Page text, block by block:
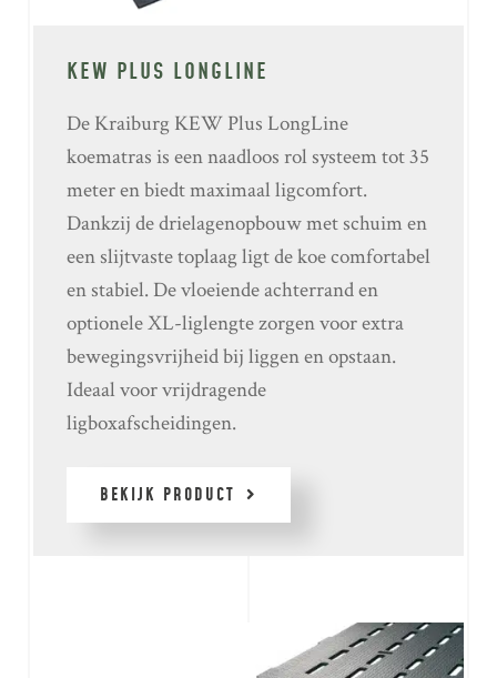
KEW PLUS LONGLINE
De Kraiburg KEW Plus LongLine
koematras is een naadloos rol systeem tot 35
meter en biedt maximaal ligcomfort.
Dankzij de drielagenopbouw met schuim en
een slijtvaste toplaag ligt de koe comfortabel
en stabiel. De vloeiende achterrand en
optionele XL-liglengte zorgen voor extra
bewegingsvrijheid bij liggen en opstaan.
Ideaal voor vrijdragende
ligboxafscheidingen.
BEKIJK PRODUCT